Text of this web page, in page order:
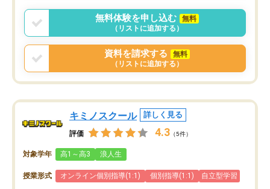
言う事で講師変更の申し出があり、あ
まりに短期での変更だった為、塾に通
う事にして退会しました。遅れも取り
戻せ、授業内容や講師の方は良かった
と思います。
無料体験を申し込む
無料
（リストに追加する）
資料を請求する
無料
（リストに追加する）
キミノスクール 詳しく見る
評価 4.3 （5件）
対象学年 高1～高3 浪人生
授業形式 オンライン個別指導(1:1) 個別指導(1:1) 自立型学習